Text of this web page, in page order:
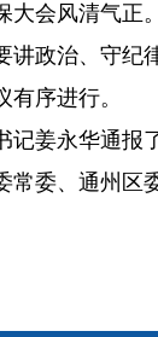
大会风清气
政治、守
序进行。
姜永华通报
常委、通州